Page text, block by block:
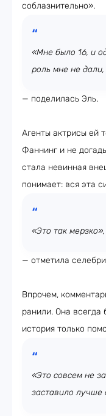
соблазнительно».
«Мне было 16, и
роль мне не
— поделилась Эль.
Агенты актрисы ей
Фаннинг и не
стала невинная
понимает: вся эта
«Это так мерзко»,
— отметила
Впрочем,
ранили. Она всегда
история только
«Это совсем не
заставило лучше